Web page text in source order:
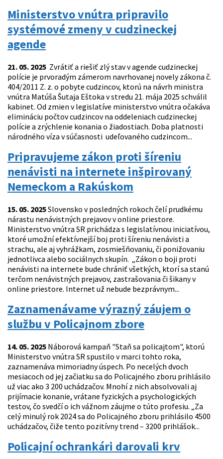
Ministerstvo vnútra pripravilo
systémové zmeny v cudzineckej
agende
21. 05. 2025 Zvrátiť a riešiť zlý stav v agende cudzineckej
polície je prvoradým zámerom navrhovanej novely zákona č.
404/2011 Z. z. o pobyte cudzincov, ktorú na návrh ministra
vnútra Matúša Šutaja Eštoka v stredu 21. mája 2025 schválil
kabinet. Od zmien v legislatíve ministerstvo vnútra očakáva
elimináciu počtov cudzincov na oddeleniach cudzineckej
polície a zrýchlenie konania o žiadostiach. Doba platnosti
národného víza v súčasnosti udeľovaného cudzincom...
Pripravujeme zákon proti šíreniu
nenávisti na internete inšpirovaný
Nemeckom a Rakúskom
15. 05. 2025Slovensko v posledných rokoch čelí prudkému
nárastu nenávistných prejavov v online priestore.
Ministerstvo vnútra SR prichádza s legislatívnou iniciatívou,
ktoré umožní efektívnejší boj proti šíreniu nenávisti a
strachu, ale aj vyhrážkam, zosmiešňovaniu, či ponižovaniu
jednotlivca alebo sociálnych skupín. „Zákon o boji proti
nenávisti na internete bude chrániť všetkých, ktorí sa stanú
terčom nenávistných prejavov, zastrašovania či šikany v
online priestore. Internet už nebude bezprávnym...
Zaznamenávame výrazný záujem o
službu v Policajnom zbore
14. 05. 2025 Náborová kampaň "Staň sa policajtom", ktorú
Ministerstvo vnútra SR spustilo v marci tohto roka,
zaznamenáva mimoriadny úspech. Po necelých dvoch
mesiacoch od jej začiatku sa do Policajného zboru prihlásilo
už viac ako 3 200 uchádzačov. Mnohí z nich absolvovali aj
prijímacie konanie, vrátane fyzických a psychologických
testov, čo svedčí o ich vážnom záujme o túto profesiu. „Za
celý minulý rok 2024 sa do Policajného zboru prihlásilo 4500
uchádzačov, čiže tento pozitívny trend – 3200 prihlášok...
Policajní ochrankári darovali krv